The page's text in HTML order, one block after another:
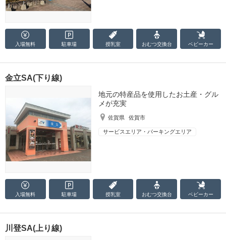
入場無料 駐車場 授乳室 おむつ交換台 ベビーカー
金立SA(下り線)
地元の特産品を使用したお土産・グル
メが充実
佐賀県 佐賀市
サービスエリア・パーキングエリア
入場無料 駐車場 授乳室 おむつ交換台 ベビーカー
川登SA(上り線)